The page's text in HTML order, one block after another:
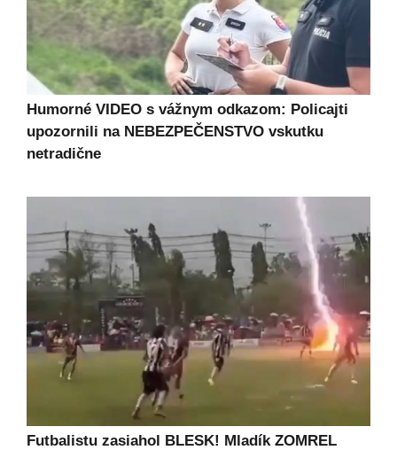
Humorné VIDEO s vážnym odkazom: Policajti
upozornili na NEBEZPEČENSTVO vskutku
netradične
Futbalistu zasiahol BLESK! Mladík ZOMREL